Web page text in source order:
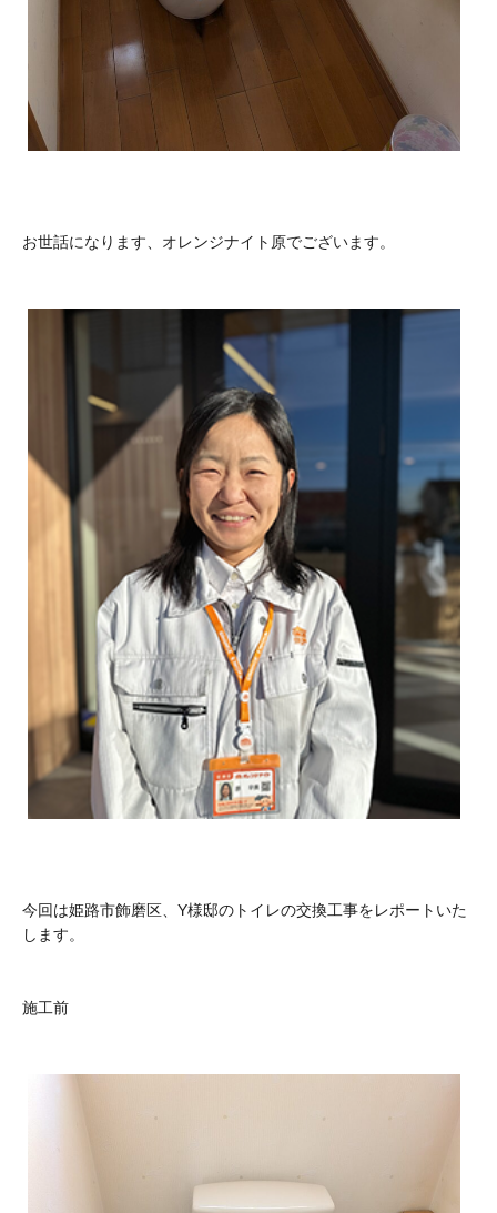
お世話になります、オレンジナイト原でございます。
今回は姫路市飾磨区、Y様邸のトイレの交換工事をレポートいた
します。
施工前